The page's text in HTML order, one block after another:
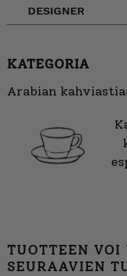
DESIGNER
KATEGORIA
Arabian
TUOTTEEN VOI
SEURAAVIEN